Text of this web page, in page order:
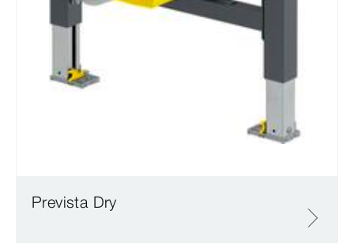
Prevista Dry